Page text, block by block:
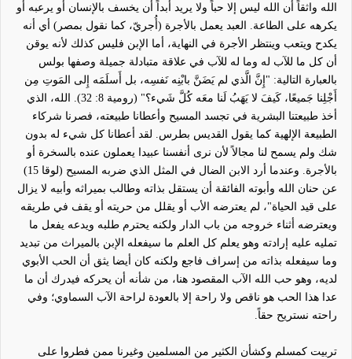
الله واثقاً أن الله ليس إلا حباً ولا يريد أبداً أن يخسف بالإنسان أو يرعبه أو
يكرهه على الطاعة. العبد يعمل بالأجرة (أُجريّ، كما نقول بمصر) أي أنه
يكدح ويتعب وينتظر الأجرة في النهاية، أما الإبن فليس كذلك لأنه يوقن
أن كل ما للآب له وما له للآب في علاقة متبادلة جميلة وصفها بولس
بالعبارة التالية: "إِنَّ الَّذي لم يَضَنَّ بابْنِه نَفسِه، بل أَسلَمَه إِلى المَوتِ مِن
أَجْلِنا جَميعًا، كَيفَ لا يَهَبُ لَنا معَه كُلَّ شَيء؟" (رومية 8: 32). الله، الذي
أخذ طبيعتنا البشرية في تجسد المسيح وأعطانا طبيعته، فصرنا شركاء
الطبيعة الإلهية كما يقول القديس بطرس. لقد أعطانا كل شيء له بدون
شك ولم يسمح لنا مجالاًلأن نرى أنفسنا عبيدا يعملون عنده بالسخرة أو
بالأجرة. وعندما أرد الابن الضال في المثل الذي ضربه المسيح (لوقا 15)
عن حنان الله وأبوته الفائقة أن يستقل بذاته وطالب بميراثه وأبيه لا يزال
على قيد الحياة"، لم يعترضه الأب أو يقلل من حريته أو يقف في طريقه
ويعترضه أثناء خروجه من باب الدار ولكنه يحترم طلبه ويدعه يفعل ما
تمليه عليه إرادته وهو يعلم كل العلم ما سيفعله الإبن بالميراث من تبديد
وما سيفعله بذاته من إسراف فاجع ولكنه كان أيضا يثق أن الحب الأبوي
لديه، وهو حب الله الآب المقصود هنا، من شأنه أن يحركه فيدرك أن ما
عدا هذا الحب هو ناقص ولا راحة إلا بالعودة لراحة الآب السماوي؛ وفي
راحته نستريح حقاً.
تربيت كمسلم وكشأن الكثير من المسلمين وغيرنا ممن فطروا على